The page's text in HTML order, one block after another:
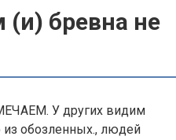
(и) бревна не
У других видим
из обозленных., людей